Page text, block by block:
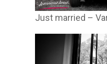
Just married –